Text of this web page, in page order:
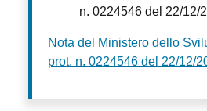
n. 0224546 del 22/12/
Nota del Ministero dello
prot. n. 0224546 del 22/12/